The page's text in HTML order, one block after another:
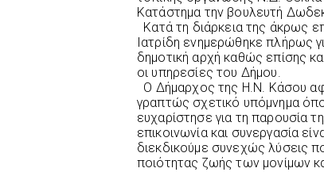
Κατάστημα την βουλευτή
Κατά τη διάρκεια της άκρως
Ιατρίδη ενημερώθηκε πλήρως
δημοτική αρχή καθώς επίσης
οι υπηρεσίες του Δήμου.
Ο Δήμαρχος της Η.Ν. Κάσου
γραπτώς σχετικό υπόμνημα
ευχαρίστησε για τη παρουσία
επικοινωνία και συνεργασία
διεκδικούμε συνεχώς λύσεις
ποιότητας ζωής των μονίμων